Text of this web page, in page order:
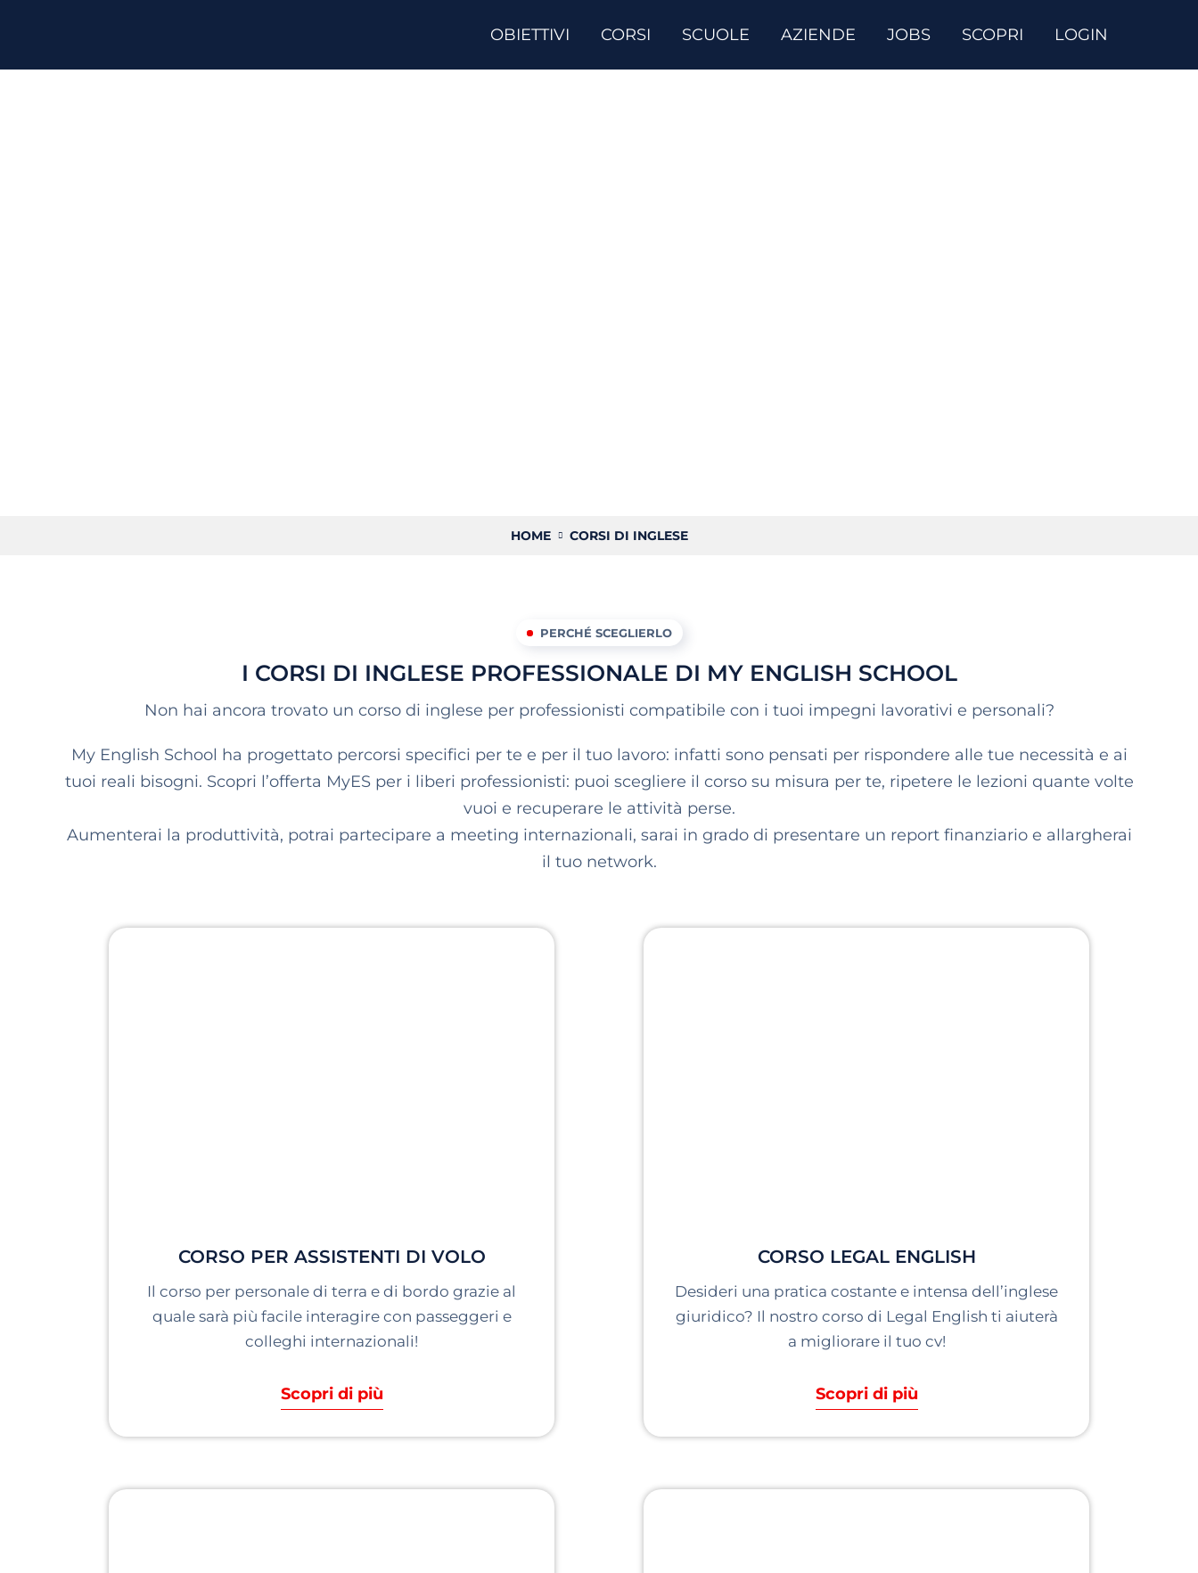
OBIETTIVI CORSI SCUOLE AZIENDE JOBS SCOPRI LOGIN
HOME CORSI DI INGLESE
PERCHÉ SCEGLIERLO
I CORSI DI INGLESE PROFESSIONALE DI MY ENGLISH SCHOOL
Non hai ancora trovato un corso di inglese per professionisti compatibile con i tuoi impegni lavorativi e personali?
My English School ha progettato percorsi specifici per te e per il tuo lavoro: infatti sono pensati per rispondere alle tue necessità e ai
tuoi reali bisogni. Scopri l’offerta MyES per i liberi professionisti: puoi scegliere il corso su misura per te, ripetere le lezioni quante volte
vuoi e recuperare le attività perse.
Aumenterai la produttività, potrai partecipare a meeting internazionali, sarai in grado di presentare un report finanziario e allargherai
il tuo network.
CORSO PER ASSISTENTI DI VOLO
Il corso per personale di terra e di bordo grazie al
quale sarà più facile interagire con passeggeri e
colleghi internazionali!
Scopri di più
CORSO LEGAL ENGLISH
Desideri una pratica costante e intensa dell’inglese
giuridico? Il nostro corso di Legal English ti aiuterà
a migliorare il tuo cv!
Scopri di più